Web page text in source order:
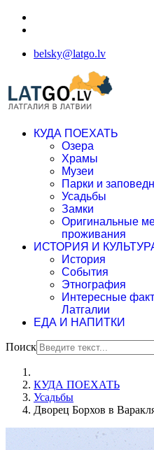
belsky@latgo.lv
КУДА ПОЕХАТЬ
Озера
Храмы
Музеи
Парки и
Усадьбы
Замки
Оригинальные
проживания
ИСТОРИЯ И
История
События
Этнография
Интересные
Латгалии
ЕДА И НАПИТКИ
Поиск
КУДА ПОЕХАТЬ
Усадьбы
Дворец Борхов в